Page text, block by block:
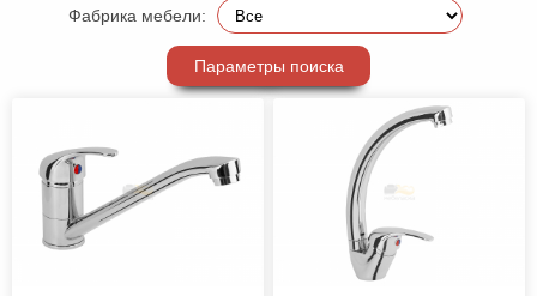
мебель
Мебель
Офисная
мебель
Столы
Фабрика мебели:
Параметры поиска